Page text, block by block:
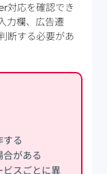
対応を確認でき
力欄、広告遷
断する必要があ
する
がある
ビスごとに異